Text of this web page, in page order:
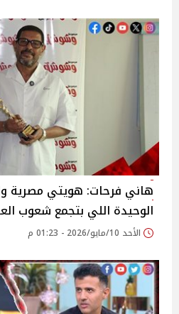
هاني فرحات: هويتي مصرية
الوحيدة اللي بتجمع شعوب
الأحد 10/مايو/2026 - 01:23 م